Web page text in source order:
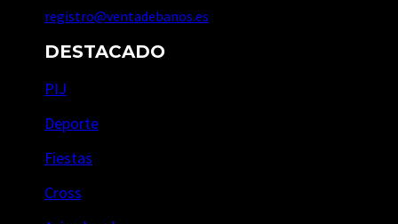
registro@ventadebanos.es
DESTACADO
PIJ
Deporte
Fiestas
Cross